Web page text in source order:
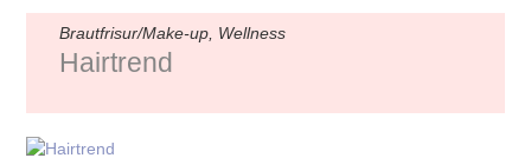
Brautfrisur/Make-up, Wellness
Hairtrend